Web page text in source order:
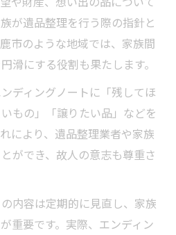
が遺品整理を行う際の指針と
市のような地域では、家族間
滑にする役割も果たします。
ディングノートに「残してほ
もの」「譲りたい品」などを
により、遺品整理業者や家族
ができ、故人の意志も尊重さ
内容は定期的に見直し、家族
重要です。実際、エンディン